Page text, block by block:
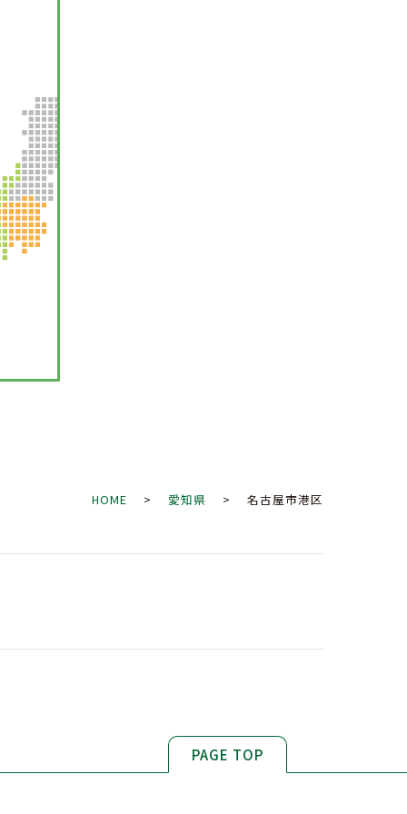
HOME > 愛知県 > 名古屋市港区
PAGE TOP